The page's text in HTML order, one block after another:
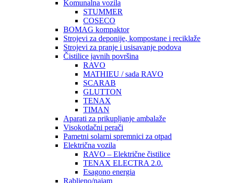
Komunalna vozila
STUMMER
COSECO
BOMAG kompaktor
Strojevi za deponije, kompostane i reciklaže
Strojevi za pranje i usisavanje podova
Čistilice javnih površina
RAVO
MATHIEU / sada RAVO
SCARAB
GLUTTON
TENAX
TIMAN
Aparati za prikupljanje ambalaže
Visokotlačni perači
Pametni solarni spremnici za otpad
Električna vozila
RAVO – Električne čistilice
TENAX ELECTRA 2.0.
Esagono energia
Rabljeno/najam